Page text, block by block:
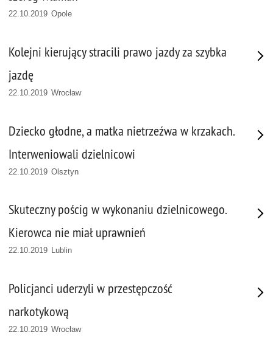
22.10.2019 Opole
Kolejni kierujący stracili prawo jazdy za szybka
jazdę
22.10.2019 Wrocław
Dziecko głodne, a matka nietrzeźwa w krzakach.
Interweniowali dzielnicowi
22.10.2019 Olsztyn
Skuteczny pościg w wykonaniu dzielnicowego.
Kierowca nie miał uprawnień
22.10.2019 Lublin
Policjanci uderzyli w przestępczość
narkotykową
22.10.2019 Wrocław